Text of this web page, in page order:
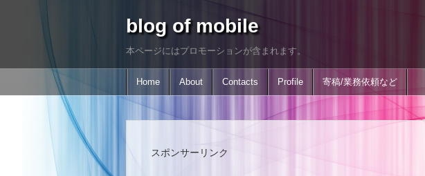
blog of mobile
本ページにはプロモーションが含まれます。
Home About Contacts Profile 寄稿/業務依頼など
スポンサーリンク